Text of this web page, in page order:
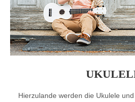
Hierzulande werden die Ukulele